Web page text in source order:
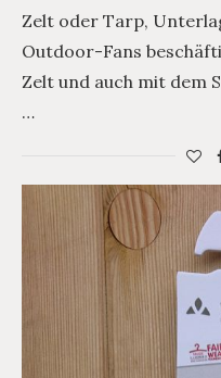
Zelt oder Tarp,
Outdoor-Fans
Zelt und auch mit dem
…